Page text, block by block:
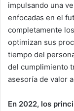
impulsando una
enfocadas en el
completamente
optimizan sus
tiempo del
del cumplimiento
asesoría de valor
En 2022, los